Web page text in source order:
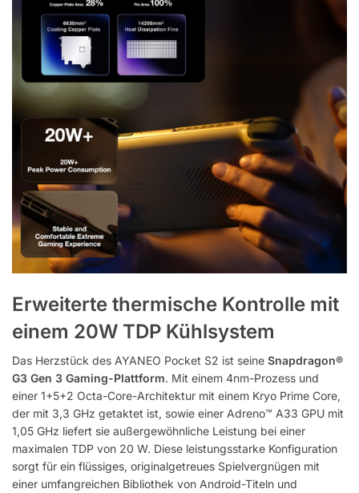
Erweiterte thermische Kontrolle mit
einem 20W TDP Kühlsystem
Das Herzstück des AYANEO Pocket S2 ist seine Snapdragon®
G3 Gen 3 Gaming-Plattform. Mit einem 4nm-Prozess und
einer 1+5+2 Octa-Core-Architektur mit einem Kryo Prime Core,
der mit 3,3 GHz getaktet ist, sowie einer Adreno™ A33 GPU mit
1,05 GHz liefert sie außergewöhnliche Leistung bei einer
maximalen TDP von 20 W. Diese leistungsstarke Konfiguration
sorgt für ein flüssiges, originalgetreues Spielvergnügen mit
einer umfangreichen Bibliothek von Android-Titeln und